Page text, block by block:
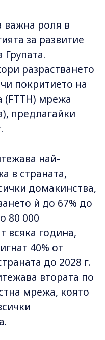
важна роля в
за развитие
Групата.
разрастването
покритието на
(FTTH) мрежа
предлагайки
най-
в страната,
домакинства,
ѝ до 67% до
80 000
всяка година,
40% от
до 2028 г.
втората по
мрежа, която